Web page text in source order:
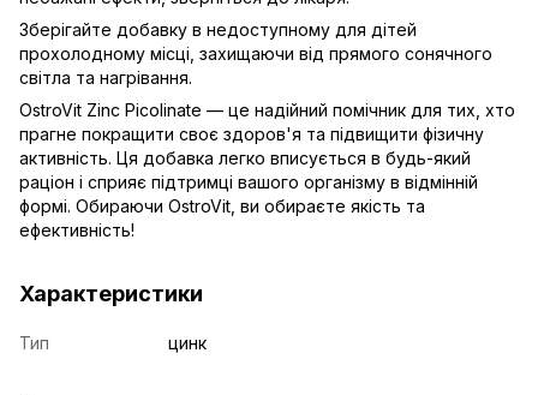
Зберігайте добавку в недоступному для дітей
прохолодному місці, захищаючи від прямого сонячного
світла та нагрівання.
OstroVit Zinc Picolinate — це надійний помічник для тих, хто
прагне покращити своє здоров'я та підвищити фізичну
активність. Ця добавка легко вписується в будь-який
раціон і сприяє підтримці вашого організму в відмінній
формі. Обираючи OstroVit, ви обираєте якість та
ефективність!
Характеристики
Тип цинк